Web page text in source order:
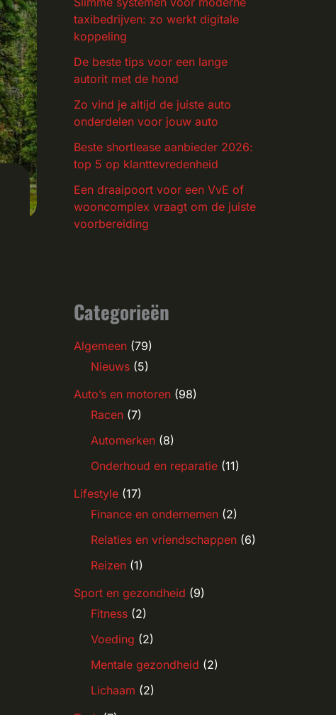
taxibedrijven: zo werkt digitale
koppeling
De beste tips voor een lange
autorit met de hond
Zo vind je altijd de juiste auto
onderdelen voor jouw auto
Beste shortlease aanbieder 2026:
top 5 op klanttevredenheid
Een draaipoort voor een VvE of
wooncomplex vraagt om de juiste
voorbereiding
Categorieën
Algemeen (79)
Nieuws (5)
Auto’s en motoren (98)
Racen (7)
Automerken (8)
Onderhoud en reparatie (11)
Lifestyle (17)
Finance en ondernemen (2)
Relaties en vriendschappen (6)
Reizen (1)
Sport en gezondheid (9)
Fitness (2)
Voeding (2)
Mentale gezondheid (2)
Lichaam (2)